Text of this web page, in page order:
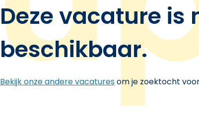
Deze vacature is
beschikbaar.
Bekijk onze andere vacaturesom je zoektocht